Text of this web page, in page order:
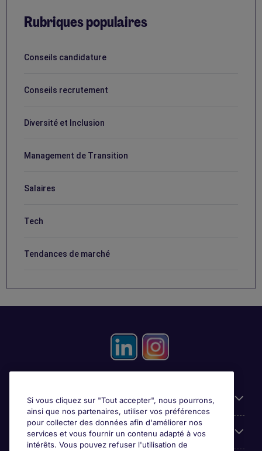
Rubriques populaires
Conseils candidature
Conseils recrutement
Diversité et Inclusion
Management de Transition
Salaires
Tech
Tendances de marché
Candidats
Entreprises
Si vous cliquez sur "Tout accepter", nous pourrons,
ainsi que nos partenaires, utiliser vos préférences
pour collecter des données afin d'améliorer nos
services et vous fournir un contenu adapté à vos
intérêts. Vous pouvez refuser l'utilisation de